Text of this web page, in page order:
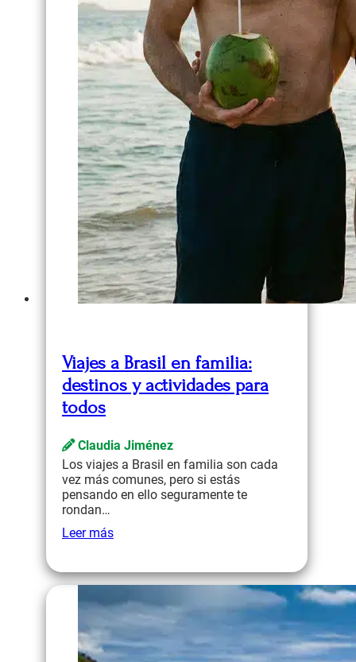
Viajes a Brasil en familia:
destinos y actividades para
todos
Claudia Jiménez
Los viajes a Brasil en familia son cada
vez más comunes, pero si estás
pensando en ello seguramente te
rondan…
Leer más